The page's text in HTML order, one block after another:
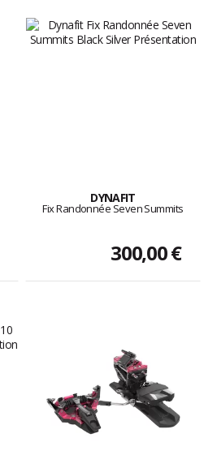
DYNAFIT
Fix Randonnée Seven Summits
300,00 €